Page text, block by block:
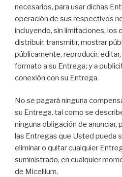
necesarios, para usar dichas
operación de sus respectivos
incluyendo, sin limitaciones, los
distribuir, transmitir, mostrar
públicamente, reproducir,
formato a su Entrega; y a
conexión con su Entrega.
No se pagará ninguna
su Entrega, tal como se
ninguna obligación de anunciar,
las Entregas que Usted pueda
eliminar o quitar cualquier
suministrado, en cualquier
de Micellium.